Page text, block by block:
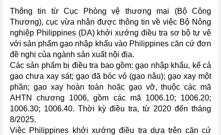
Thông tin từ Cục Phòng vệ thương mại (Bộ Công
Thương), cục vừa nhận được thông tin về việc Bộ Nông
nghiệp Philippines (DA) khởi xướng điều tra sơ bộ tự vệ
với sản phẩm gạo nhập khẩu vào Philippines căn cứ đơn
đề nghị của ngành sản xuất nội địa.
Các sản phẩm bị điều tra bao gồm: gạo nhập khẩu, kể cả
gạo chưa xay sát; gạo đã bóc vỏ (gạo nâu); gạo xay một
phần; gạo xay hoàn toàn hoặc gạo vỡ, thuộc các mã
AHTN chương 1006, gồm các mã 1006.10; 1006.20;
1006.30; 1006.40. Thời kỳ điều tra, từ 2020 đến tháng
8/2025.
Việc Philippines khởi xướng điều tra dựa trên căn cứ